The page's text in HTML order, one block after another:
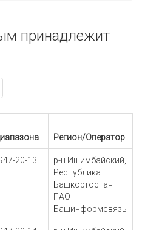
принадлежит
Регион/Оператор
20-13
р-н Ишимбайский,
Республика
Башкортостан
ПАО
Башинформсвязь